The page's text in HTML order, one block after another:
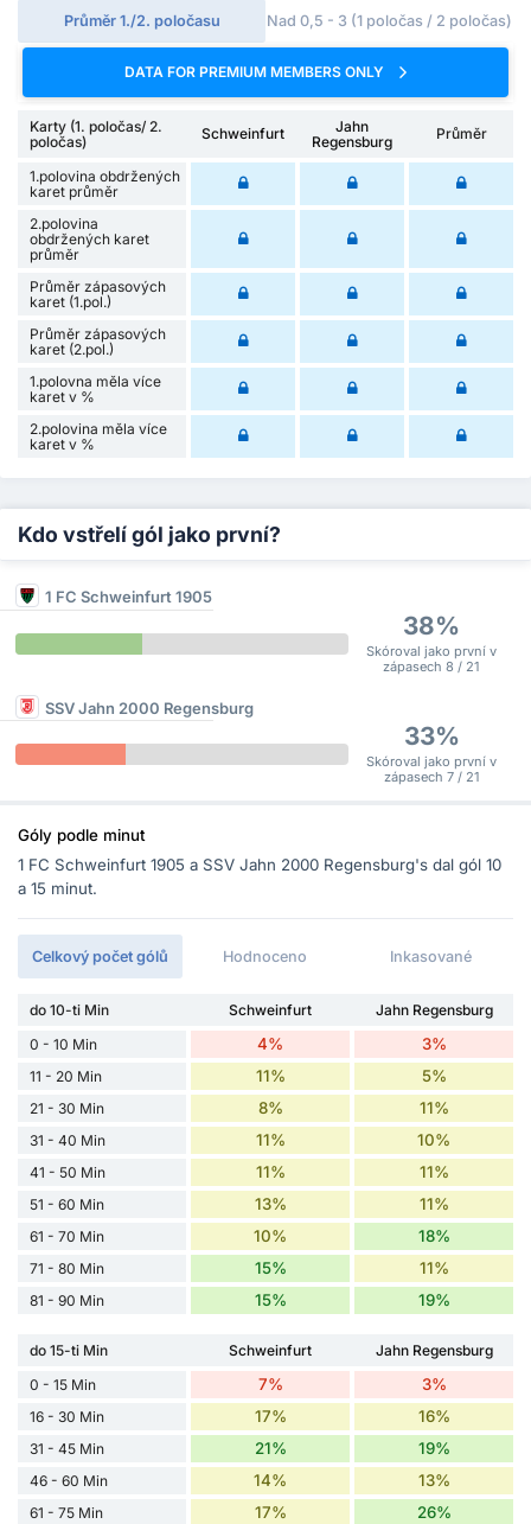
Průměr 1./2. poločasu Nad 0,5 - 3 (1 poločas / 2 poločas)
DATA FOR PREMIUM MEMBERS ONLY
Karty (1. poločas/ 2.
poločas)
Schweinfurt
Jahn
Regensburg
Průměr
1.polovina obdržených
karet průměr
2.polovina
obdržených karet
průměr
Průměr zápasových
karet (1.pol.)
Průměr zápasových
karet (2.pol.)
1.polovna měla více
karet v %
2.polovina měla více
karet v %
Kdo vstřelí gól jako první?
1 FC Schweinfurt 1905
38%
Skóroval jako první v
zápasech 8 / 21
SSV Jahn 2000 Regensburg
33%
Skóroval jako první v
zápasech 7 / 21
Góly podle minut
1 FC Schweinfurt 1905 a SSV Jahn 2000 Regensburg's dal gól 10
a 15 minut.
Celkový počet gólů Hodnoceno Inkasované
do 10-ti Min Schweinfurt
Jahn Regensburg
0 - 10 Min
4% 3%
11 - 20 Min 11% 5%
21 - 30 Min 8% 11%
31 - 40 Min 11% 10%
41 - 50 Min 11% 11%
51 - 60 Min 13% 11%
61 - 70 Min 10% 18%
71 - 80 Min 15% 11%
81 - 90 Min 15% 19%
do 15-ti Min Schweinfurt
Jahn Regensburg
0 - 15 Min
7% 3%
16 - 30 Min 17% 16%
31 - 45 Min 21% 19%
46 - 60 Min 14% 13%
61 - 75 Min 17% 26%